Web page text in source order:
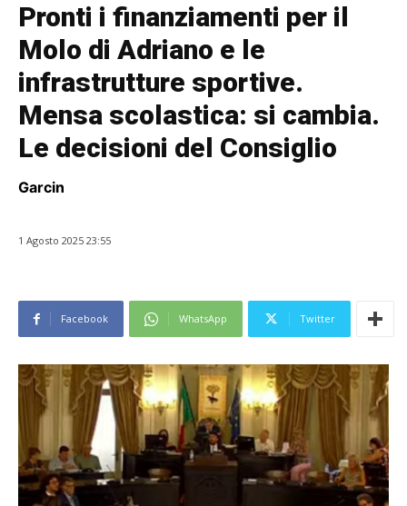
Pronti i finanziamenti per il
Molo di Adriano e le
infrastrutture sportive.
Mensa scolastica: si cambia.
Le decisioni del Consiglio
Garcin
1 Agosto 2025 23:55
Facebook WhatsApp Twitter